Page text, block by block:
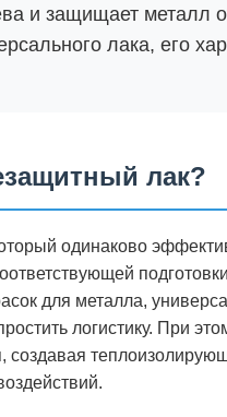
и защищает металл
лака, его
лак?
одинаково
для металла,
логистику. При
создавая